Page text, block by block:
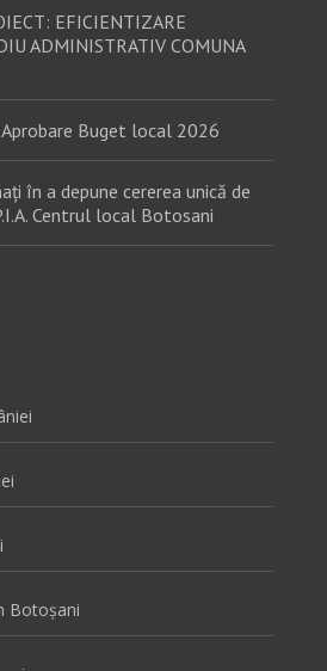
EFICIENTIZARE
ADMINISTRATIV COMUNA
Buget local 2026
în a depune cererea unică de
Centrul local Botosani
Botoşani